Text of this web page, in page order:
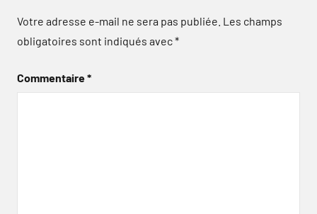
Votre adresse e-mail ne sera pas publiée. Les champs
obligatoires sont indiqués avec*
Commentaire*